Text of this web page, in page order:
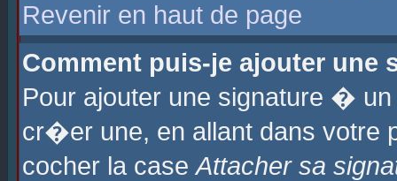
Revenir en haut de page
Comment puis-je ajouter une
Pour ajouter une signature �
cr�er une, en allant dans
cocher la caseAttacher sa